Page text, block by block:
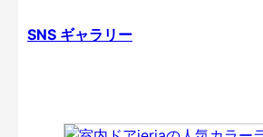
SNS ギャラリー